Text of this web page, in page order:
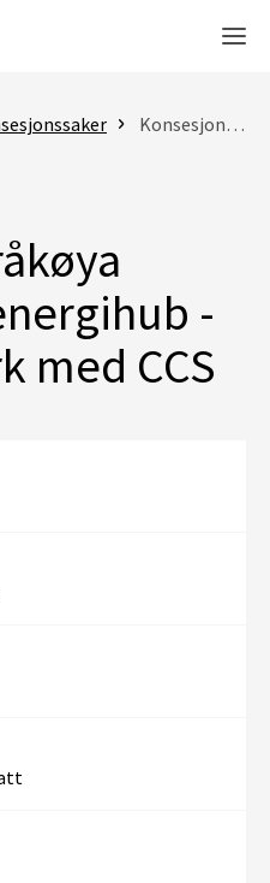
Konsesjonssak
-
med CCS